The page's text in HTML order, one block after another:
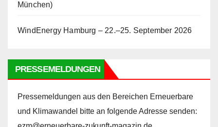
München)
WindEnergy Hamburg – 22.–25. September 2026
PRESSEMELDUNGEN
Pressemeldungen aus den Bereichen Erneuerbare
und Klimawandel bitte an folgende Adresse senden: